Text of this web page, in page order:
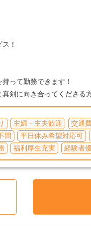
！
って勤務できます！
剣に向き合ってくださる
主婦・主夫歓迎 交通
問 平日休み希望対応可
福利厚生充実 経験者